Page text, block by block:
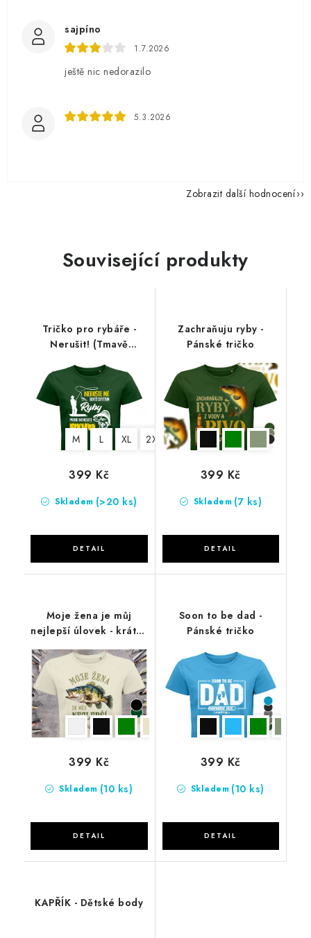
sajpíno
1.7.2026
ještě nic nedorazilo
5.3.2026
Zobrazit další hodnocení
Související produkty
Tričko pro rybáře -
Nerušit! (Tmavě
M L XL 2XL 3XL
Skladem (>20 ks)
399 Kč
Zachraňuju ryby -
Pánské tričko
Skladem (7 ks)
399 Kč
Moje žena je můj
nejlepší úlovek - krátký
rukáv
Skladem (10 ks)
399 Kč
Soon to be dad -
Pánské tričko
Skladem (10 ks)
399 Kč
KAPŘÍK - Dětské body